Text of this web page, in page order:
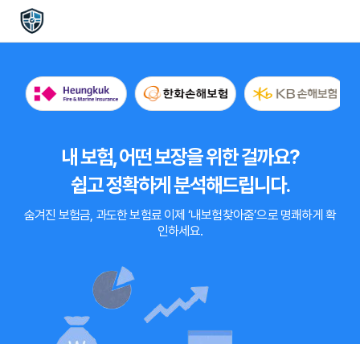
내 보험, 어떤 보장을 위한 걸까요?
쉽고 정확하게 분석해드립니다.
숨겨진 보험금, 과도한 보험료이제 ‘내보험찾아줌’으로 명쾌하게 확
인하세요.